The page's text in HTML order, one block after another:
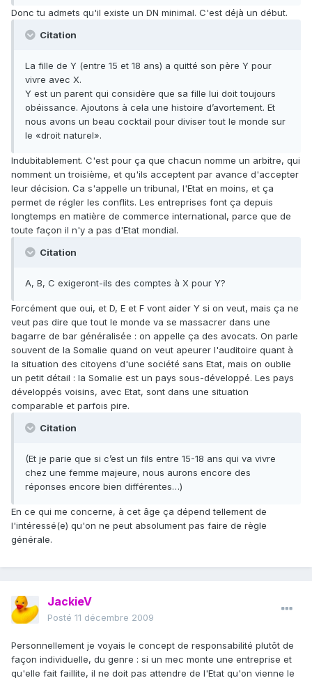
Donc tu admets qu'il existe un DN minimal. C'est déjà un début.
Citation
La fille de Y (entre 15 et 18 ans) a quitté son père Y pour
vivre avec X.
Y est un parent qui considère que sa fille lui doit toujours
obéissance. Ajoutons à cela une histoire d’avortement. Et
nous avons un beau cocktail pour diviser tout le monde sur
le «droit naturel».
Indubitablement. C'est pour ça que chacun nomme un arbitre, qui
nomment un troisième, et qu'ils acceptent par avance d'accepter
leur décision. Ca s'appelle un tribunal, l'Etat en moins, et ça
permet de régler les conflits. Les entreprises font ça depuis
longtemps en matière de commerce international, parce que de
toute façon il n'y a pas d'Etat mondial.
Citation
A, B, C exigeront-ils des comptes à X pour Y?
Forcément que oui, et D, E et F vont aider Y si on veut, mais ça ne
veut pas dire que tout le monde va se massacrer dans une
bagarre de bar généralisée : on appelle ça des avocats. On parle
souvent de la Somalie quand on veut apeurer l'auditoire quant à
la situation des citoyens d'une société sans Etat, mais on oublie
un petit détail : la Somalie est un pays sous-développé. Les pays
développés voisins, avec Etat, sont dans une situation
comparable et parfois pire.
Citation
(Et je parie que si c’est un fils entre 15-18 ans qui va vivre
chez une femme majeure, nous aurons encore des
réponses encore bien différentes…)
En ce qui me concerne, à cet âge ça dépend tellement de
l'intéressé(e) qu'on ne peut absolument pas faire de règle
générale.
JackieV
Posté 11 décembre 2009
Personnellement je voyais le concept de responsabilité plutôt de
façon individuelle, du genre : si un mec monte une entreprise et
qu'elle fait faillite, il ne doit pas attendre de l'Etat qu'on vienne le